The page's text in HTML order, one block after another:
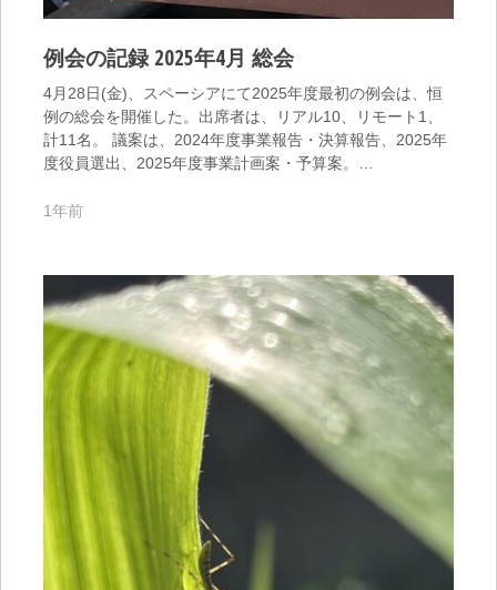
例会の記録 2025年4月 総会
4月28日(金)、スペーシアにて2025年度最初の例会は、恒
例の総会を開催した。出席者は、リアル10、リモート1、
計11名。 議案は、2024年度事業報告・決算報告、2025年
度役員選出、2025年度事業計画案・予算案。…
1年前